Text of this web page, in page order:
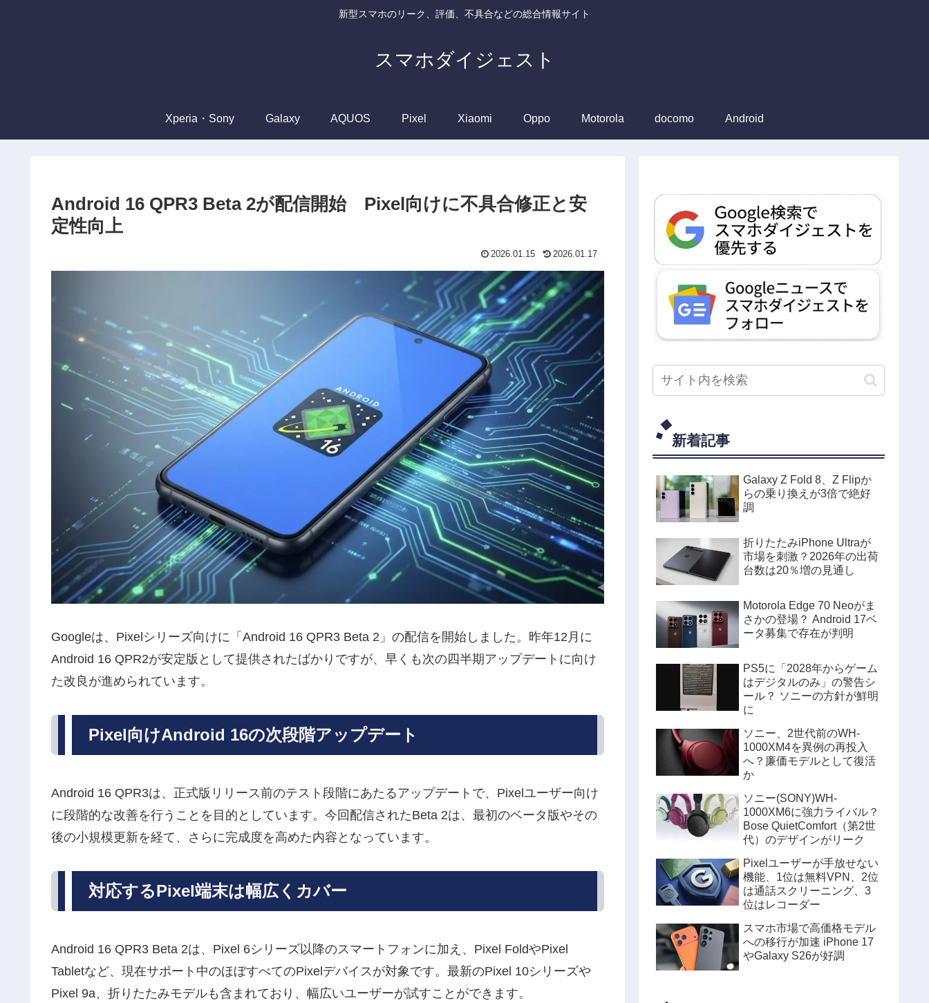
新型スマホのリーク、評価、不具合などの総合情報サイト
スマホダイジェスト
Xperia・Sony Galaxy AQUOS Pixel Xiaomi Oppo Motorola docomo Android
Android 16 QPR3 Beta 2が配信開始 Pixel向けに不具合修正と安
定性向上
2026.01.15 2026.01.17
Googleは、Pixelシリーズ向けに「Android 16 QPR3 Beta 2」の配信を開始しました。昨年12月に
Android 16 QPR2が安定版として提供されたばかりですが、早くも次の四半期アップデートに向け
た改良が進められています。
Pixel向けAndroid 16の次段階アップデート
Android 16 QPR3は、正式版リリース前のテスト段階にあたるアップデートで、Pixelユーザー向け
に段階的な改善を行うことを目的としています。今回配信されたBeta 2は、最初のベータ版やその
後の小規模更新を経て、さらに完成度を高めた内容となっています。
対応するPixel端末は幅広くカバー
Android 16 QPR3 Beta 2は、Pixel 6シリーズ以降のスマートフォンに加え、Pixel FoldやPixel
Tabletなど、現在サポート中のほぼすべてのPixelデバイスが対象です。最新のPixel 10シリーズや
Pixel 9a、折りたたみモデルも含まれており、幅広いユーザーが試すことができます。
新着記事
Galaxy Z Fold 8、Z Flipか
らの乗り換えが3倍で絶好
調
折りたたみiPhone Ultraが
市場を刺激？2026年の出荷
台数は20％増の見通し
Motorola Edge 70 Neoがま
さかの登場？ Android 17ベ
ータ募集で存在が判明
PS5に「2028年からゲーム
はデジタルのみ」の警告シ
ール？ ソニーの方針が鮮明
に
ソニー、2世代前のWH-
1000XM4を異例の再投入
へ？廉価モデルとして復活
か
ソニー(SONY)WH-
1000XM6に強力ライバル？
Bose QuietComfort（第2世
代）のデザインがリーク
Pixelユーザーが手放せない
機能、1位は無料VPN、2位
は通話スクリーニング、3
位はレコーダー
スマホ市場で高価格モデル
への移行が加速 iPhone 17
やGalaxy S26が好調